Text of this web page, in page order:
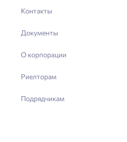
Контакты
Документы
О корпорации
Риелторам
Подрядчикам